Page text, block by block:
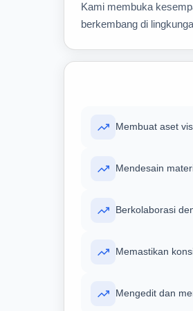
Kami membuka
berkembang di
Membuat aset
Mendesain
Berkolaborasi
Memastikan
Mengedit dan